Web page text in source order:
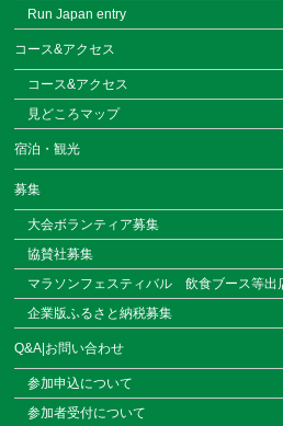
Run Japan entry
コース&アクセス
コース&アクセス
見どころマップ
宿泊・観光
募集
大会ボランティア募集
協賛社募集
マラソンフェスティバル飲食ブース等出
企業版ふるさと納税募集
Q&A|お問い合わせ
参加申込について
参加者受付について